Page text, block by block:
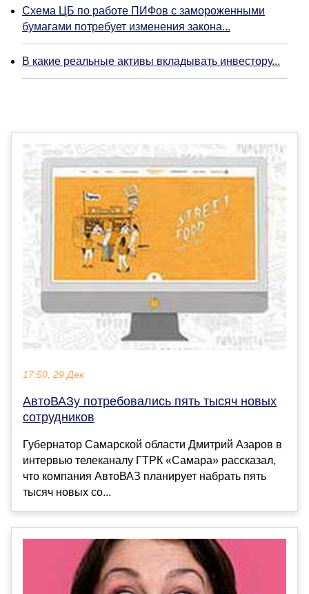
Схема ЦБ по работе ПИФов с замороженными
бумагами потребует изменения закона...
В какие реальные активы вкладывать инвестору...
17:50, 29 Дек
АвтоВАЗу потребовались пять тысяч новых
сотрудников
Губернатор Самарской области Дмитрий Азаров в
интервью телеканалу ГТРК «Самара» рассказал,
что компания АвтоВАЗ планирует набрать пять
тысяч новых со...